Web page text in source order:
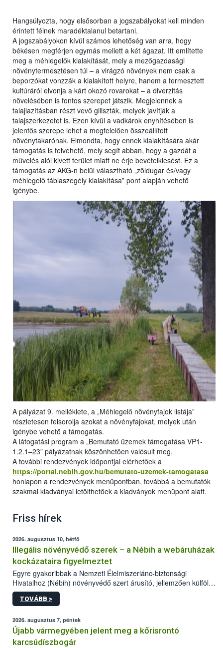
Hangsúlyozta, hogy elsősorban a jogszabályokat kell minden
érintett félnek maradéktalanul betartani.
A jogszabályokon kívül számos lehetőség van arra, hogy
békésen megférjen egymás mellett a két ágazat. Itt említette
meg a méhlegelők kialakítását, mely a mezőgazdasági
növénytermesztésen túl – a virágzó növények nem csak a
beporzókat vonzzák a kialakított helyre, hanem a termesztett
kultúráról elvonja a kárt okozó rovarokat – a diverzitás
növelésében is fontos szerepet játszik. Megjelennek a
talajlazításban részt vevő giliszták, melyek javítják a
talajszerkezetet is. Ezen kívül a vadkárok enyhítésében is
jelentős szerepe lehet a megfelelően összeállított
növénytakarónak. Elmondta, hogy ennek kialakítására akár
támogatás is felvehető, mely segít abban, hogy a gazdát a
művelés alól kivett terület miatt ne érje bevételkiesést. Ez a
támogatás az AKG-n belül választható „zöldugar és/vagy
méhlegelő táblaszegély kialakítása” pont alapján vehető
igénybe.
A pályázat 9. melléklete, a „Méhlegelő növényfajok listája”
részletesen felsorolja azokat a növényfajokat, melyek után
igénybe vehető a támogatás.
A látogatási program a „Bemutató üzemek támogatása VP1-
1.2.1–23” pályázatnak köszönhetően valósult meg.
A további rendezvények időpontjai elérhetőek a
https://portal.nebih.gov.hu/bemutato-uzemek-tamogatasa
honlapon a rendezvények menüpontban, továbbá a bemutatók
szakmai kiadványai letölthetőek a kiadványok menüpont alatt.
Friss hírek
2026. augusztus 10, hétfő
Illegális növényvédő szerek – a Nébih a webáruházak
kockázataira figyelmeztet
Egyre gyakoribbak a Nemzeti Élelmiszerlánc-biztonsági
Hivatalhoz (Nébih) növényvédő szert árusító, jellemzően külföldi
honlapok kapcsán érkező bejelentések. Emellett az ilyen
termékeket kínáló kéretlen online reklámok mennyisége is
összegyűjtötte az illegális növényvédő szerek kapcsán
előforduló árulkodó jeleket, valamint a webáruházakból való
vásárlás kockázatait.
TOVÁBB >
2026. augusztus 7, péntek
Újabb vármegyében jelent meg a kőrisrontó
karcsúdíszbogár